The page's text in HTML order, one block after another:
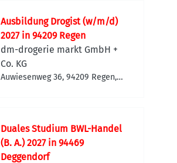
Ausbildung Drogist (w/m/d)
2027 in 94209 Regen
dm-drogerie markt GmbH +
Co. KG
Auwiesenweg 36, 94209 Regen,
Duales Studium BWL-Handel
(B. A.) 2027 in 94469
Deggendorf